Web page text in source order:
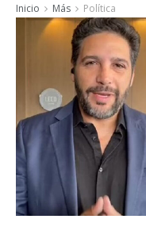
Inicio Más Política